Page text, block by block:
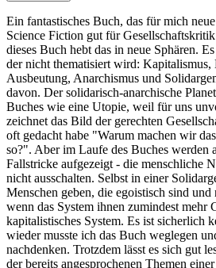
Ein fantastisches Buch, das für mich
Science Fiction gut für
dieses Buch hebt das in neue Sphären.
der nicht thematisiert wird: Kapitalismus,
Ausbeutung, Anarchismus und
davon. Der solidarisch-anarchische
Buches wie eine Utopie, weil für uns
zeichnet das Bild der gerechten
oft gedacht habe "Warum machen wir
so?". Aber im Laufe des Buches werden
Fallstricke aufgezeigt - die menschliche
nicht ausschalten. Selbst in einer
Menschen geben, die egoistisch sind und
wenn das System ihnen zumindest mehr
kapitalistisches System. Es ist sicherlich
wieder musste ich das Buch weglegen
nachdenken. Trotzdem lässt es sich gut
der bereits angesprochenen Themen